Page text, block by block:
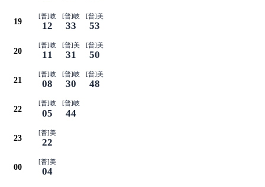
19
[普]岐
12
[普]岐
33
[普]美
53
20
[普]岐
11
[普]美
31
[普]美
50
21
[普]岐
08
[普]岐
30
[普]美
48
22
[普]岐
05
[普]岐
44
23
[普]美
22
00
[普]美
04